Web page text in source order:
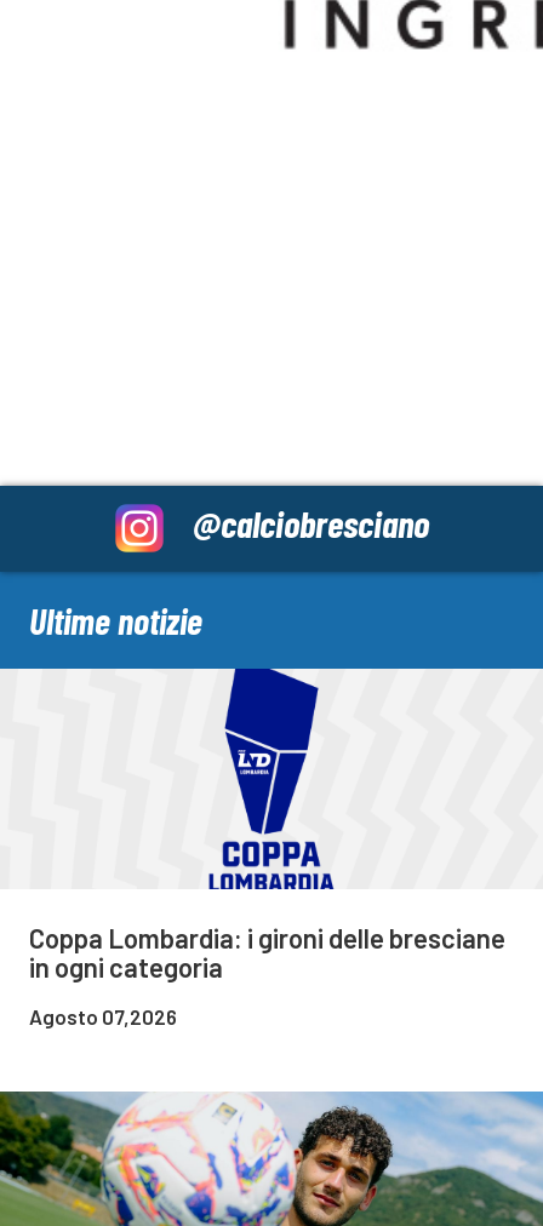
@calciobresciano
Ultime notizie
Coppa Lombardia: i gironi delle bresciane
in ogni categoria
Agosto 07,2026